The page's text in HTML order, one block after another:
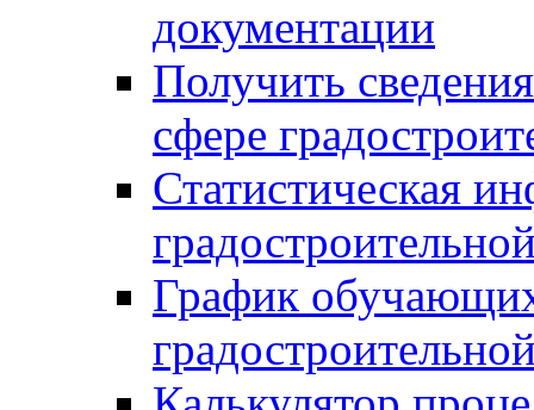
документации
Получить
сфере
Статистическая
График